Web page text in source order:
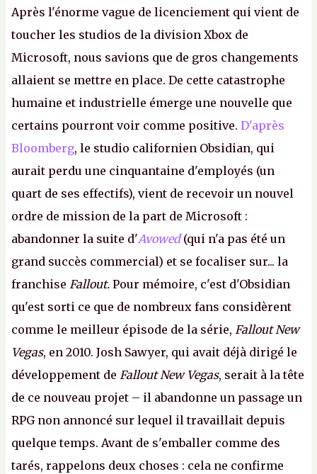
Après l'énorme vague de licenciement qui vient de
toucher les studios de la division Xbox de
Microsoft, nous savions que de gros changements
allaient se mettre en place. De cette catastrophe
humaine et industrielle émerge une nouvelle que
certains pourront voir comme positive. D'après
Bloomberg, le studio californien Obsidian, qui
aurait perdu une cinquantaine d'employés (un
quart de ses effectifs), vient de recevoir un nouvel
ordre de mission de la part de Microsoft :
abandonner la suite d'Avowed(qui n'a pas été un
grand succès commercial) et se focaliser sur... la
franchise Fallout. Pour mémoire, c'est d'Obsidian
qu'est sorti ce que de nombreux fans considèrent
comme le meilleur épisode de la série, Fallout New
Vegas, en 2010. Josh Sawyer, qui avait déjà dirigé le
développement de Fallout New Vegas, serait à la tête
de ce nouveau projet – il abandonne un passage un
RPG non annoncé sur lequel il travaillait depuis
quelque temps. Avant de s'emballer comme des
tarés, rappelons deux choses : cela ne confirme